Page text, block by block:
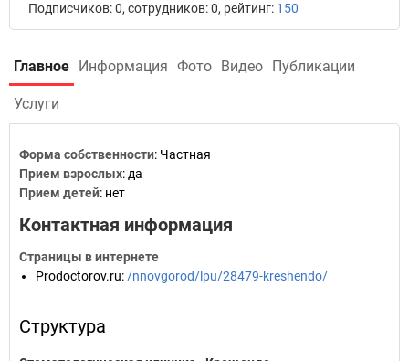
Подписчиков: 0, сотрудников: 0, рейтинг: 150
Главное Информация Фото Видео Публикации
Услуги
Форма собственности: Частная
Прием взрослых: да
Прием детей: нет
Контактная информация
Страницы в интернете
Prodoctorov.ru: /nnovgorod/lpu/28479-kreshendo/
Структура